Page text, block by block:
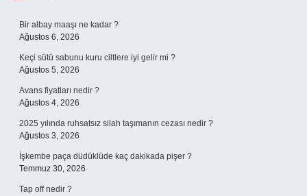
Bir albay maaşı ne kadar ?
Ağustos 6, 2026
Keçi sütü sabunu kuru ciltlere iyi gelir mi ?
Ağustos 5, 2026
Avans fiyatları nedir ?
Ağustos 4, 2026
2025 yılında ruhsatsız silah taşımanın cezası nedir ?
Ağustos 3, 2026
İşkembe paça düdüklüde kaç dakikada pişer ?
Temmuz 30, 2026
Tap off nedir ?